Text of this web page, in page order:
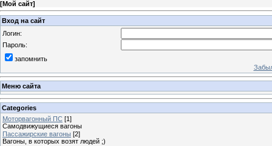
[Мой сайт]
Вход на сайт
Логин:
Пароль:
запомнить
Меню сайта
Categories
Моторвагонный ПС [1]
Самодвижущиеся вагоны
Пассажирские вагоны [2]
Вагоны, в которых возят людей ;)